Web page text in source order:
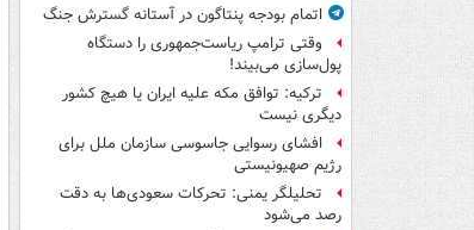
اتمام بودجه پنتاگون در آستانه گسترش جنگ
وقتی ترامپ ریاست‌جمهوری را دستگاه
پول‌سازی می‌بیند!
ترکیه: توافق مکه علیه ایران یا هیچ کشور
دیگری نیست
افشای رسوایی جاسوسی سازمان ملل برای
رژیم صهیونیستی
تحلیلگر یمنی: تحرکات سعودی‌ها به دقت
رصد می‌شود